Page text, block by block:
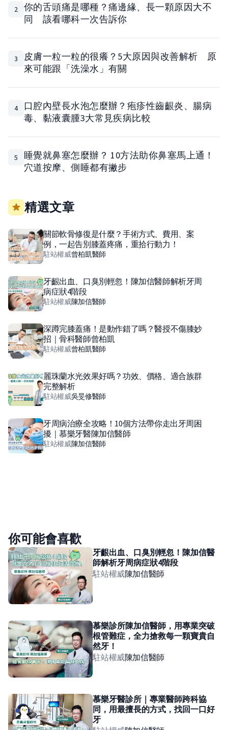
2
你的舌頭痛是哪種？痛邊緣、長一顆原因大不
同 該看哪科一次告訴你
3
皮膚一粒一粒的很癢？5大原因與改善解析 原
來可能跟「洗澡水」有關
4
口腔內壁長水泡怎麼辦？疱疹性齒齦炎、腸病
毒、黏液囊腫3大常見疾病比較
5
睡覺就鼻塞怎麼辦？ 10方法助你鼻塞馬上通！
穴道按摩、側睡都有撇步
精選文章
關節軟骨修復是什麼？手術方式、費用、案
例，一起告別膝蓋疼痛，重拾行動力！
駐站權威曾柏凱醫師
牙齦出血、口臭別輕忽！陳加信醫師解析牙周
病症狀4階段
駐站權威陳加信醫師
深蹲完膝蓋痛！是動作錯了嗎？醫授不傷膝妙
招｜骨科醫師曾柏凱
駐站權威曾柏凱醫師
麗珠蘭水光效果好嗎？功效、價格、適合族群
完整解析
駐站權威吳旻修醫師
牙周病治療全攻略！10個方法帶你走出牙周困
擾｜慕樂牙醫陳加信醫師
駐站權威陳加信醫師
你可能會喜歡
牙齦出血、口臭別輕忽！陳加信醫
師解析牙周病症狀4階段
駐站權威陳加信醫師
慕樂診所陳加信醫師，用專業突破
根管難症，全力搶救每一顆寶貴自
然牙！
駐站權威陳加信醫師
慕樂牙醫診所｜專業醫師跨科協
同，用最擅長的方式，找回一口好
牙